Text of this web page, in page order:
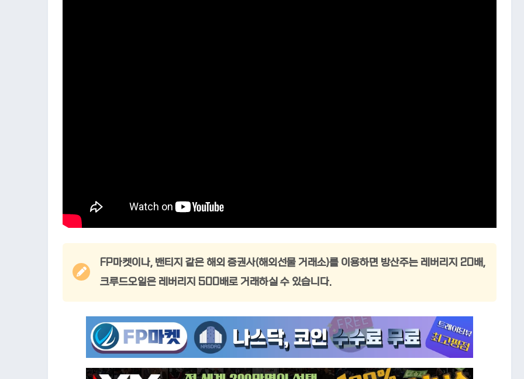
FP마켓이나, 밴티지 같은 해외 증권사(해외선물 거래소)를 이용하면 방산주는 레버리지 20배,
크루드오일은 레버리지 500배로 거래하실 수 있습니다.